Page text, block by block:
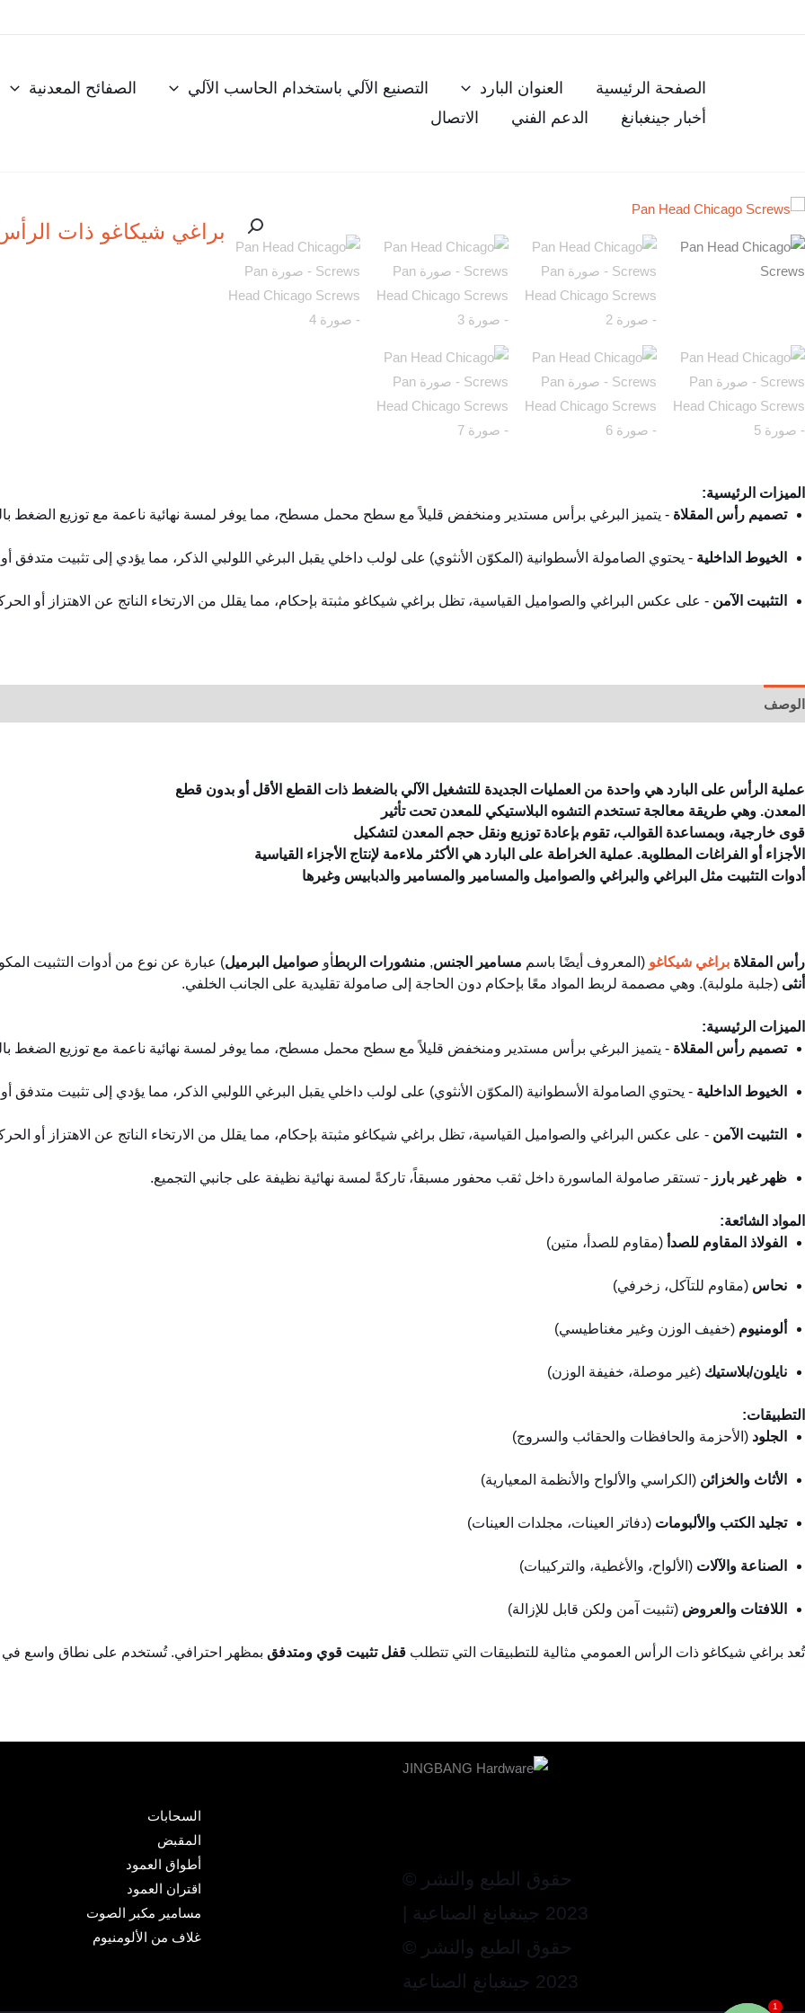
الصفحة الرئيسية العنوان البارد التصنيع الآلي باستخدام الحاسب الآلي الصفائح المعدنية
أخبار جينغبانغ
الدعم الفني الاتصال
براغي شيكاغو ذات
الميزات الرئيسية:
تصميم رأس المقلاة - يتميز البرغي برأس مستدير ومنخفض قليلاً مع سطح محمل مسطح، مما يوفر لمسة نهائية ناعمة مع توزيع الضغط
الخيوط الداخلية - يحتوي الصامولة الأسطوانية (المكوّن الأنثوي) على لولب داخلي يقبل البرغي اللولبي الذكر، مما يؤدي إلى تثبيت متدفق
التثبيت الآمن - على عكس البراغي والصواميل القياسية، تظل براغي شيكاغو مثبتة بإحكام، مما يقلل من الارتخاء الناتج عن الاهتزاز أو
الوصف
عملية الرأس على البارد هي واحدة من العمليات الجديدة للتشغيل الآلي بالضغط ذات القطع الأقل أو بدون قطع
المعدن. وهي طريقة معالجة تستخدم التشوه البلاستيكي للمعدن تحت تأثير
قوى خارجية، وبمساعدة القوالب، تقوم بإعادة توزيع ونقل حجم المعدن لتشكيل
الأجزاء أو الفراغات المطلوبة. عملية الخراطة على البارد هي الأكثر ملاءمة لإنتاج الأجزاء القياسية
أدوات التثبيت مثل البراغي والبراغي والصواميل والمسامير والمسامير والدبابيس وغيرها
رأس المقلاة براغي شيكاغو (المعروف أيضًا باسم مسامير الجنس, منشورات الربطأو صواميل البرميل) عبارة عن نوع من أدوات التثبيت
أنثى (جلبة ملولبة). وهي مصممة لربط المواد معًا بإحكام دون الحاجة إلى صامولة تقليدية على الجانب الخلفي.
الميزات الرئيسية:
تصميم رأس المقلاة - يتميز البرغي برأس مستدير ومنخفض قليلاً مع سطح محمل مسطح، مما يوفر لمسة نهائية ناعمة مع توزيع الضغط
الخيوط الداخلية - يحتوي الصامولة الأسطوانية (المكوّن الأنثوي) على لولب داخلي يقبل البرغي اللولبي الذكر، مما يؤدي إلى تثبيت متدفق
التثبيت الآمن - على عكس البراغي والصواميل القياسية، تظل براغي شيكاغو مثبتة بإحكام، مما يقلل من الارتخاء الناتج عن الاهتزاز أو
ظهر غير بارز - تستقر صامولة الماسورة داخل ثقب محفور مسبقاً، تاركةً لمسة نهائية نظيفة على جانبي التجميع.
المواد الشائعة:
الفولاذ المقاوم للصدأ (مقاوم للصدأ، متين)
نحاس (مقاوم للتآكل، زخرفي)
ألومنيوم (خفيف الوزن وغير مغناطيسي)
نايلون/بلاستيك (غير موصلة، خفيفة الوزن)
التطبيقات:
الجلود (الأحزمة والحافظات والحقائب والسروج)
الأثاث والخزائن (الكراسي والألواح والأنظمة المعيارية)
تجليد الكتب والألبومات (دفاتر العينات، مجلدات العينات)
الصناعة والآلات (الألواح، والأغطية، والتركيبات)
اللافتات والعروض (تثبيت آمن ولكن قابل للإزالة)
تُعد براغي شيكاغو ذات الرأس العمومي مثالية للتطبيقات التي تتطلب قفل تثبيت قوي ومتدفق بمظهر احترافي. تُستخدم على نطاق واسع في
حقوق الطبع والنشر ©
2023 جينغبانغ الصناعية |
حقوق الطبع والنشر ©
2023 جينغبانغ الصناعية
السحابات
المقبض
أطواق العمود
اقتران العمود
مسامير مكبر الصوت
غلاف من الألومنيوم
1